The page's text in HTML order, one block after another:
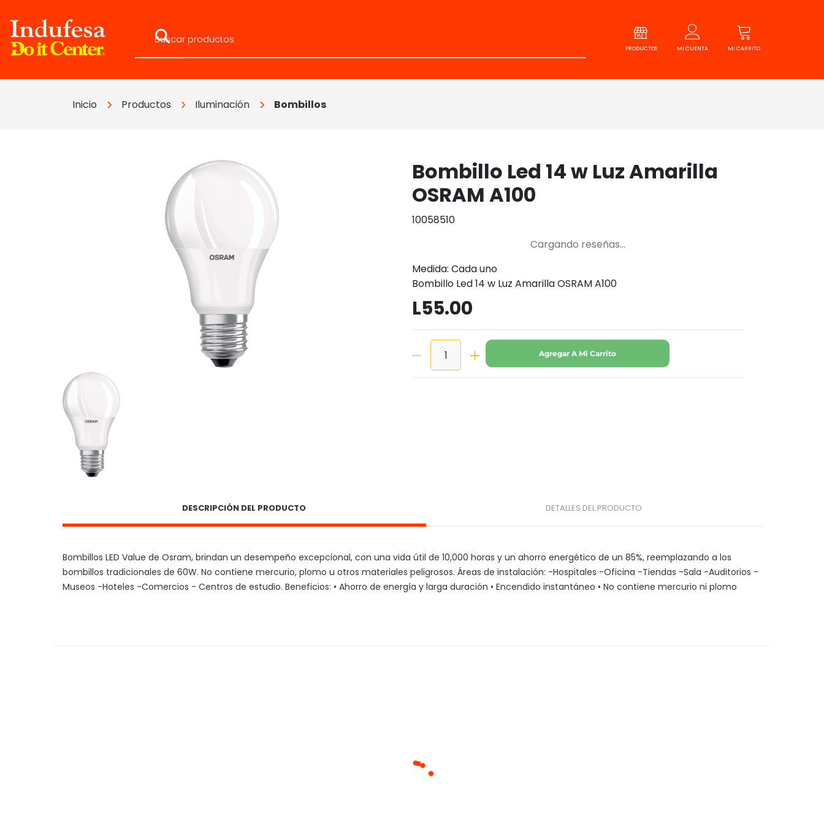
PRODUCTOS MI CUENTA MI CARRITO
Inicio Productos Iluminación Bombillos
Bombillo Led 14 w Luz Amarilla
OSRAM A100
10058510
Cargando reseñas...
Medida: Cada uno
Bombillo Led 14 w Luz Amarilla OSRAM A100
L55.00
Agregar A Mi Carrito
DESCRIPCIÓN DEL PRODUCTO DETALLES DEL PRODUCTO
Bombillos LED Value de Osram, brindan un desempeño excepcional, con una vida útil de 10,000 horas y un ahorro energético de un 85%, reemplazando a los
bombillos tradicionales de 60W. No contiene mercurio, plomo u otros materiales peligrosos. Áreas de instalación: -Hospitales -Oficina -Tiendas -Sala -Auditorios -
Museos -Hoteles -Comercios - Centros de estudio. Beneficios: • Ahorro de energía y larga duración • Encendido instantáneo • No contiene mercurio ni plomo